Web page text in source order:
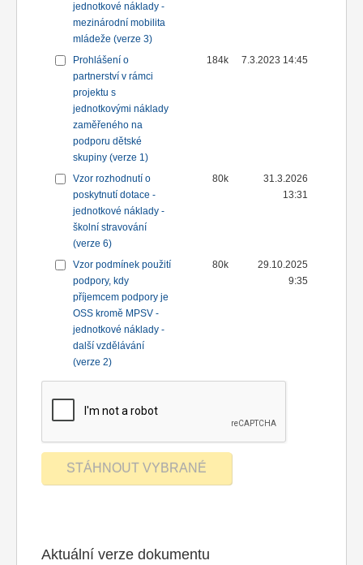
jednotkové náklady -
mezinárodní mobilita
mládeže (verze 3)
Prohlášení o
partnerství v rámci
projektu s
jednotkovými náklady
zaměřeného na
podporu dětské
skupiny (verze 1)
184k 7.3.2023 14:45
Vzor rozhodnutí o
poskytnutí dotace -
jednotkové náklady -
školní stravování
(verze 6)
80k
31.3.2026
13:31
Vzor podmínek použití
podpory, kdy
příjemcem podpory je
OSS kromě MPSV -
jednotkové náklady -
další vzdělávání
(verze 2)
80k
29.10.2025
9:35
Aktuální verze dokumentu